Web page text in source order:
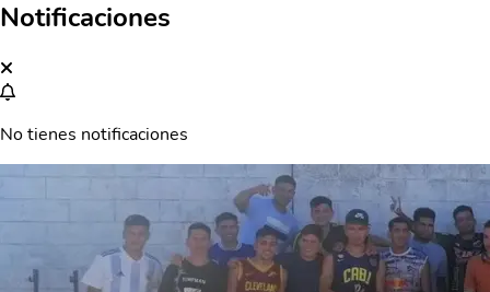
Notificaciones
No tienes notificaciones